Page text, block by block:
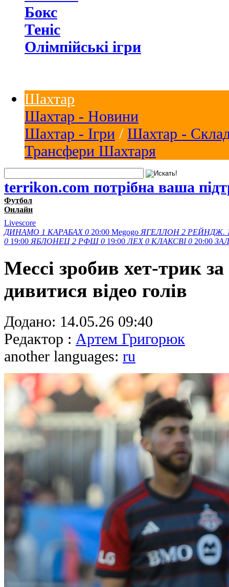
Бокс
Теніс
Олімпійські ігри
Шахтар
Шахтар - Новини
Шахтар - Ігри / Шахтар -
Трансфери Шахтаря
terrikon.com потрібна ваша
Футбол
Онлайн
Livescore
ДИНАМО 1 КАРАБАХ 0 20:00 Megogo ЯГЕЛЛОН 2 РЕЙНДЖ.
0 19:00 ЯБЛОНЕЦ 2 РФШ 0 19:00 ЛЕХ 0 КЛАКСВІ 0 20:00
Мессі зробив хет-трик
дивитися відео голів
Додано: 14.05.26 09:40
Редактор : Артем Григорюк
another languages: ru